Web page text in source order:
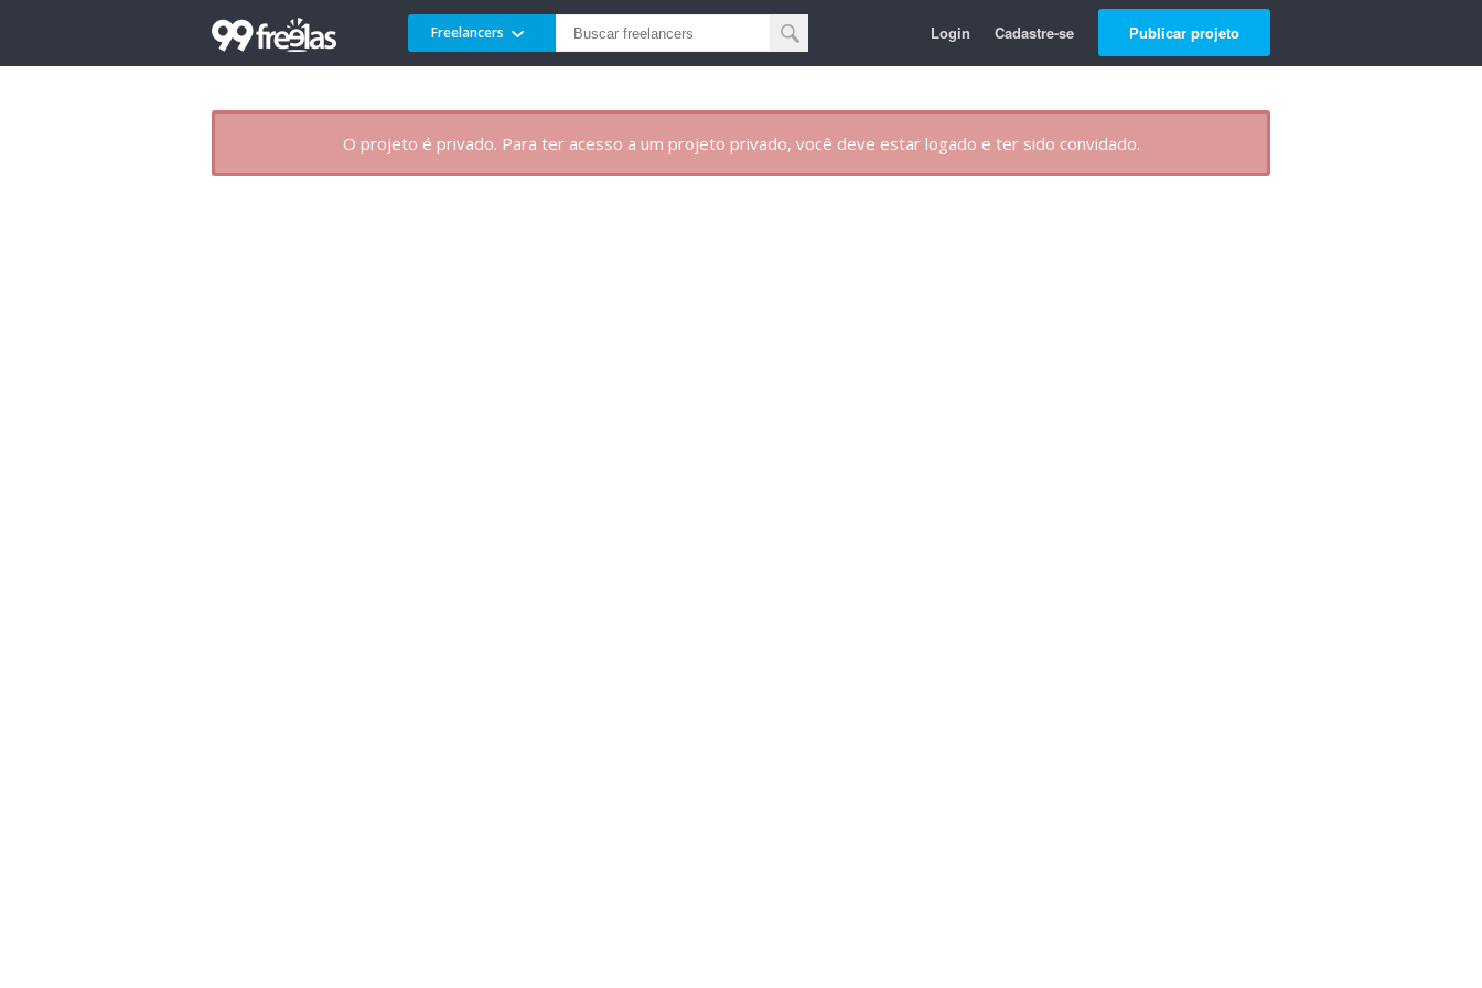
Freelancers Login Cadastre-se Publicar projeto
O projeto é privado. Para ter acesso a um projeto privado, você deve estar logado e ter sido convidado.